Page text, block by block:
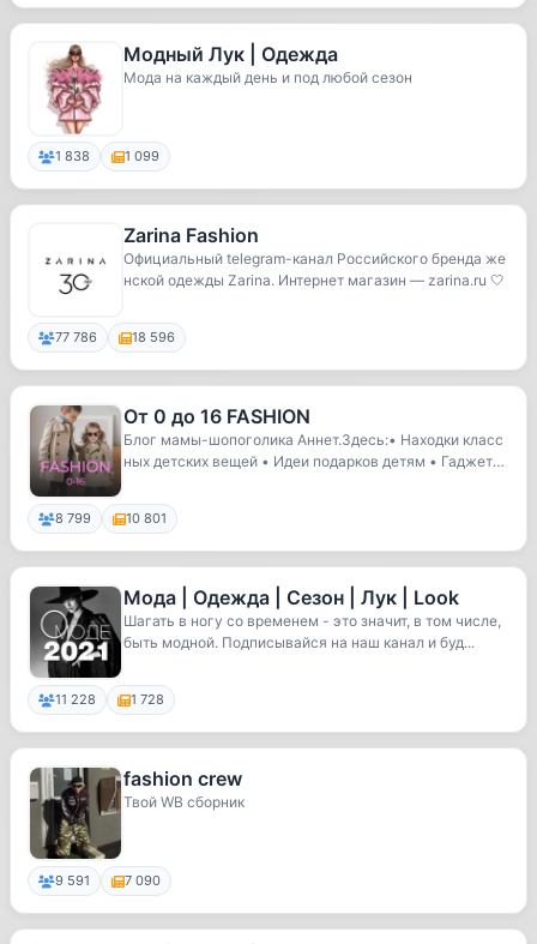
Модный Лук | Одежда
Мода на каждый день и под любой сезон
1 838 1 099
Zarina Fashion
Официальный telegram-канал Российского бренда же
нской одежды Zarina. Интернет магазин — zarina.ru 🤍
77 786 18 596
От 0 до 16 FASHION
Блог мамы-шопоголика Аннет.Здесь:• Находки класс
ных детских вещей • Идеи подарков детям • Гаджет
8 799 10 801
Мода | Одежда | Сезон | Лук | Look
Шагать в ногу со временем - это значит, в том числе,
быть модной. Подписывайся на наш канал и буд...
11 228 1 728
fashion crew
Твой WB сборник
9 591 7 090